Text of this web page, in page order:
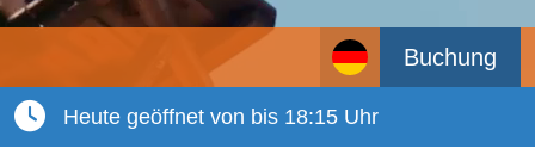
Buchung
Heute geöffnet von bis 18:15 Uhr